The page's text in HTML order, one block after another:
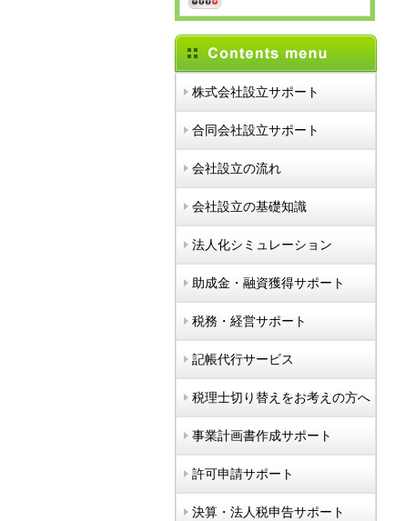
株式会社設立サポート
合同会社設立サポート
会社設立の流れ
会社設立の基礎知識
法人化シミュレーション
助成金・融資獲得サポート
税務・経営サポート
記帳代行サービス
税理士切り替えをお考えの方へ
事業計画書作成サポート
許可申請サポート
決算・法人税申告サポート